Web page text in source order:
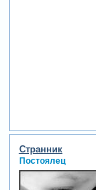
Странник
Постоялец